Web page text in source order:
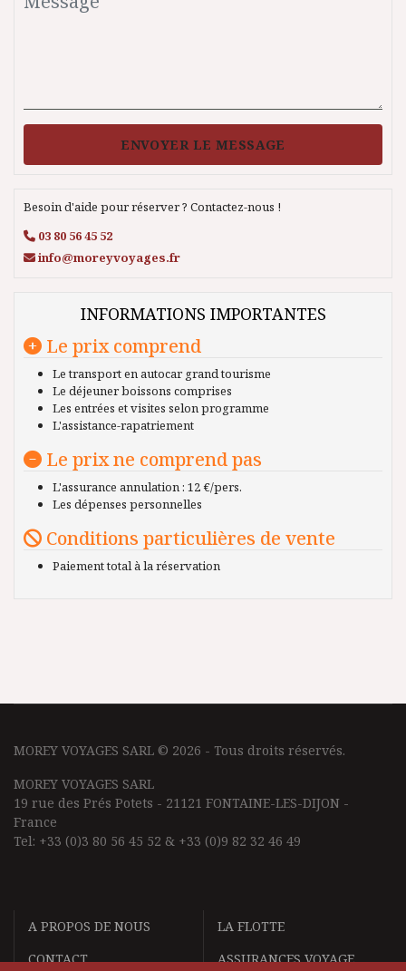
ENVOYER LE MESSAGE
Besoin d'aide pour réserver ? Contactez-nous !
03 80 56 45 52
info@moreyvoyages.fr
INFORMATIONS IMPORTANTES
Le prix comprend
Le transport en autocar grand tourisme
Le déjeuner boissons comprises
Les entrées et visites selon programme
L'assistance-rapatriement
Le prix ne comprend pas
L'assurance annulation : 12 €/pers.
Les dépenses personnelles
Conditions particulières de vente
Paiement total à la réservation
MOREY VOYAGES SARL © 2026 - Tous droits réservés.
MOREY VOYAGES SARL
19 rue des Prés Potets - 21121 FONTAINE-LES-DIJON -
France
Tel: +33 (0)3 80 56 45 52 & +33 (0)9 82 32 46 49
A PROPOS DE NOUS
LA FLOTTE
CONTACT
ASSURANCES VOYAGE